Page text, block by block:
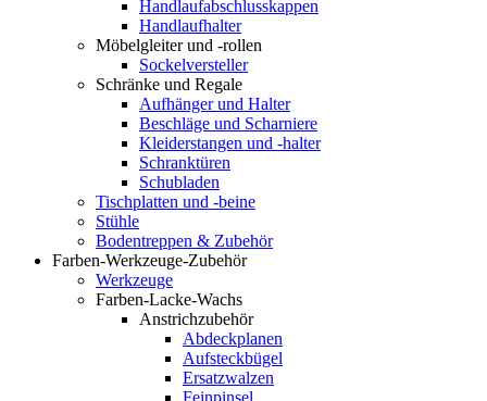
Handlaufabschlusskappen
Handlaufhalter
Möbelgleiter und -rollen
Sockelversteller
Schränke und Regale
Aufhänger und Halter
Beschläge und Scharniere
Kleiderstangen und -halter
Schranktüren
Schubladen
Tischplatten und -beine
Stühle
Bodentreppen & Zubehör
Farben-Werkzeuge-Zubehör
Werkzeuge
Farben-Lacke-Wachs
Anstrichzubehör
Abdeckplanen
Aufsteckbügel
Ersatzwalzen
Feinpinsel